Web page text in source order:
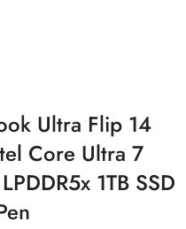
Ultra Flip 14
Core Ultra 7
1TB SSD